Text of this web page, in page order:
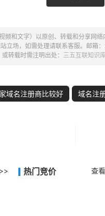
频和文字）以原创、转载和分享网
立场，如需处理请联系客服。邮
转载时需注明出处： 三五互联知识
域名注册商比较好 域名注
热门竞价 查